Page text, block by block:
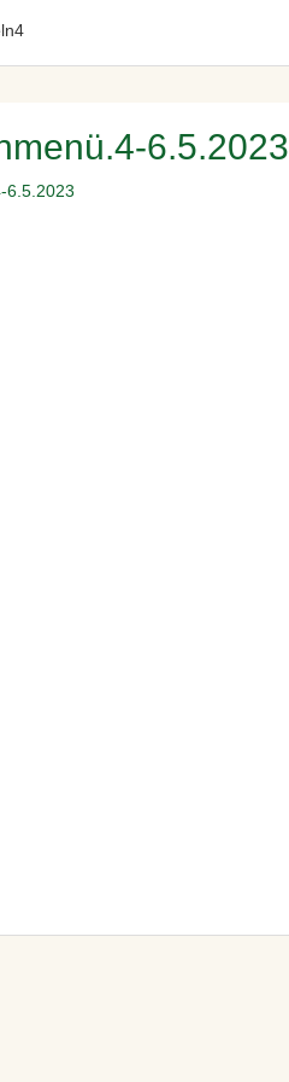
6.5.2023
6.5.2023